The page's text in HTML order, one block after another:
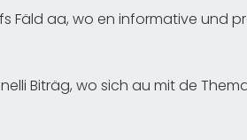
Fäld aa, wo en informative und
Biträg, wo sich au mit de